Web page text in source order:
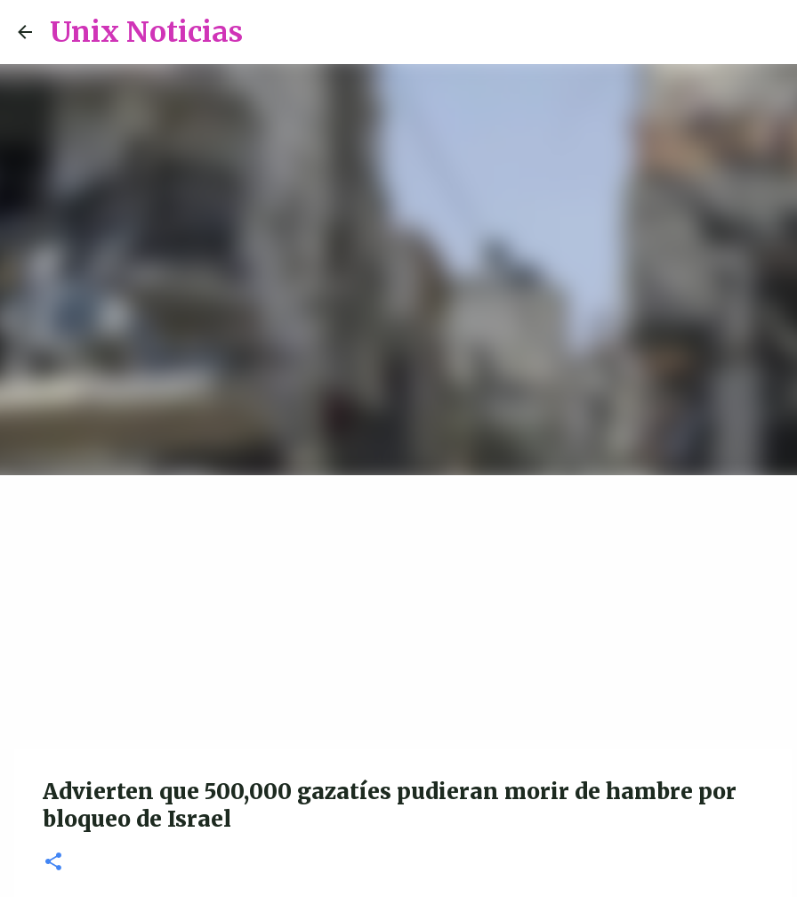
Unix Noticias
Advierten que 500,000 gazatíes pudieran morir de hambre por
bloqueo de Israel